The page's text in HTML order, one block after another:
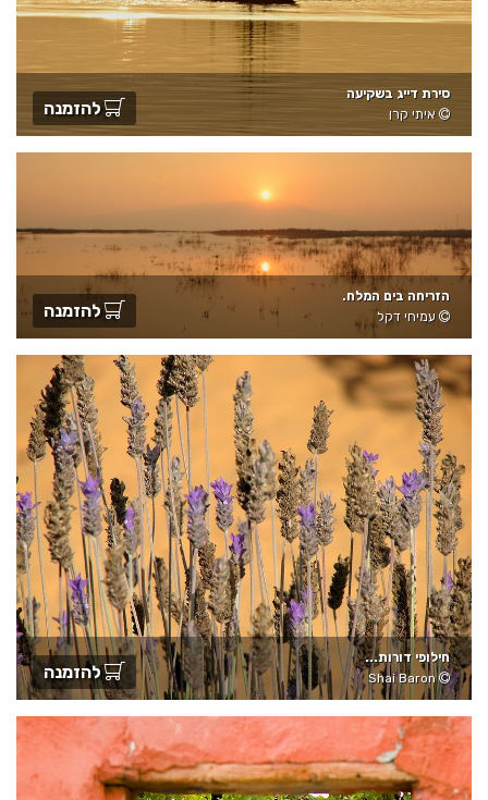
סירת דייג בשקיעה
איתי קרן
להזמנה
הזריחה בים המלח.
עמיחי דקל
להזמנה
חילופי דורות...
Shai Baron
להזמנה